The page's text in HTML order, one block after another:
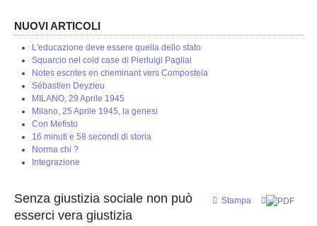
Redazione
Eventi in programmazione
STORIA
Protostoria
Storia Greco Romana
Storia Medioevale
NUOVI ARTICOLI
L'educazione deve essere quella dello stato
Squarcio nel cold case di Pierluigi Pagliai
Notes escrites en cheminant vers Compostela
Sébastien Deyzieu
MILANO, 29 Aprile 1945
Milano, 25 Aprile 1945, la genesi
Con Mefisto
16 minuti e 58 secondi di storia
Norma chi ?
Integrazione
Stampa
Senza giustizia sociale non può
esserci vera giustizia